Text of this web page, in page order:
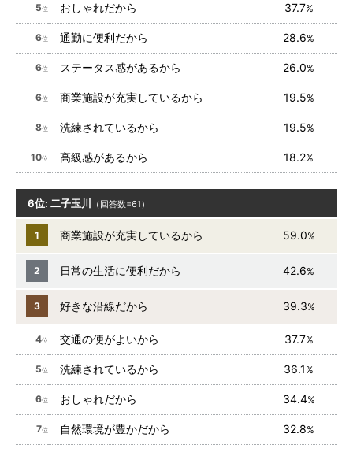
5位 おしゃれだから 37.7%
6位 通勤に便利だから 28.6%
6位 ステータス感があるから 26.0%
6位 商業施設が充実しているから 19.5%
8位 洗練されているから 19.5%
10位 高級感があるから 18.2%
6位: 二子玉川 （回答数=61）
1 商業施設が充実しているから 59.0%
2 日常の生活に便利だから 42.6%
3 好きな沿線だから 39.3%
4位 交通の便がよいから 37.7%
5位 洗練されているから 36.1 %
6位 おしゃれだから 34.4%
7位 自然環境が豊かだから 32.8%